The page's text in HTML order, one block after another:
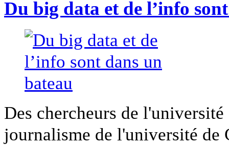
Du big data et de l’info
Des chercheurs de
journalisme de l'université